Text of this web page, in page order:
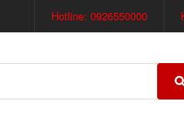
Hotline: 0926550000